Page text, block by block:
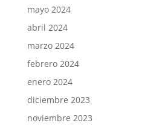
mayo 2024
abril 2024
marzo 2024
febrero 2024
enero 2024
diciembre 2023
noviembre 2023